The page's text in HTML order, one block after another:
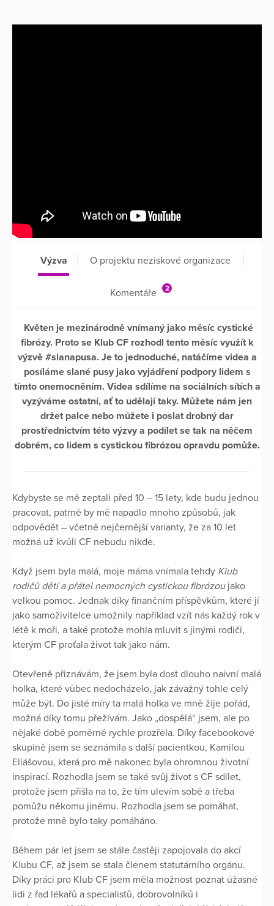
Výzva O projektu neziskové organizace
Komentáře 2
Květen je mezinárodně vnímaný jako měsíc cystické
fibrózy. Proto se Klub CF rozhodl tento měsíc využít k
výzvě #slanapusa. Je to jednoduché, natáčíme videa a
posíláme slané pusy jako vyjádření podpory lidem s
tímto onemocněním. Videa sdílíme na sociálních sítích a
vyzýváme ostatní, ať to udělají taky. Můžete nám jen
držet palce nebo můžete i poslat drobný dar
prostřednictvím této výzvy a podílet se tak na něčem
dobrém, co lidem s cystickou fibrózou opravdu pomůže.
Kdybyste se mě zeptali před 10 – 15 lety, kde budu jednou
pracovat, patrně by mě napadlo mnoho způsobů, jak
odpovědět – včetně nejčernější varianty, že za 10 let
možná už kvůli CF nebudu nikde.
Když jsem byla malá, moje máma vnímala tehdy Klub
rodičů dětí a přátel nemocných cystickou fibrózoujako
velkou pomoc. Jednak díky finančním příspěvkům, které jí
jako samoživitelce umožnily například vzít nás každý rok v
létě k moři, a také protože mohla mluvit s jinými rodiči,
kterým CF proťala život tak jako nám.
Otevřeně přiznávám, že jsem byla dost dlouho naivní malá
holka, které vůbec nedocházelo, jak závažný tohle celý
může být. Do jisté míry ta malá holka ve mně žije pořád,
možná díky tomu přežívám. Jako „dospělá“ jsem, ale po
nějaké době poměrně rychle prozřela. Díky facebookové
skupině jsem se seznámila s další pacientkou, Kamilou
Eliášovou, která pro mě nakonec byla ohromnou životní
inspirací. Rozhodla jsem se také svůj život s CF sdílet,
protože jsem přišla na to, že tím ulevím sobě a třeba
pomůžu někomu jinému. Rozhodla jsem se pomáhat,
protože mně bylo taky pomáháno.
Během pár let jsem se stále častěji zapojovala do akcí
Klubu CF, až jsem se stala členem statutárního orgánu.
Díky práci pro Klub CF jsem měla možnost poznat úžasné
lidi z řad lékařů a specialistů, dobrovolníků i